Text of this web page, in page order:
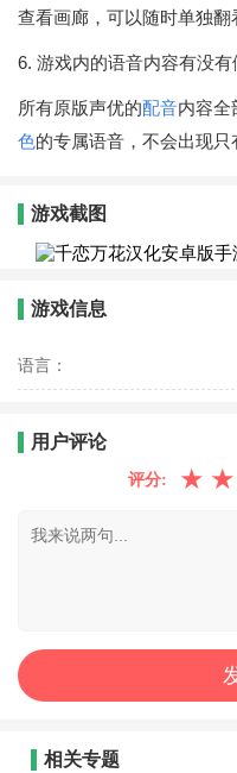
查看画廊，可以随时单独翻
6. 游戏内的语音内容有没有
所有原版声优的配音内容全
色的专属语音，不会出现只
游戏截图
游戏信息
语言：
用户评论
评分: ★ ★
相关专题